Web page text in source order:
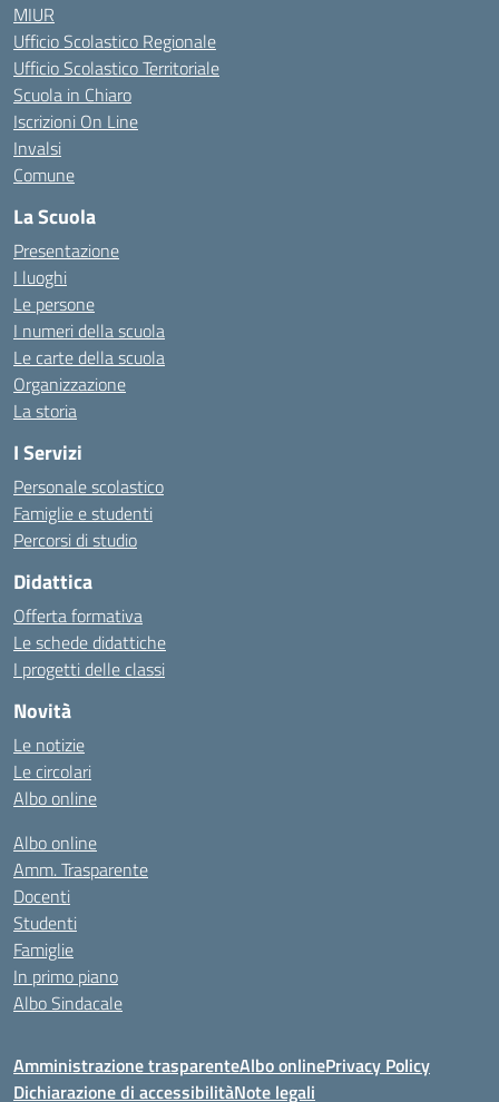
MIUR
Ufficio Scolastico Regionale
Ufficio Scolastico Territoriale
Scuola in Chiaro
Iscrizioni On Line
Invalsi
Comune
La Scuola
Presentazione
I luoghi
Le persone
I numeri della scuola
Le carte della scuola
Organizzazione
La storia
I Servizi
Personale scolastico
Famiglie e studenti
Percorsi di studio
Didattica
Offerta formativa
Le schede didattiche
I progetti delle classi
Novità
Le notizie
Le circolari
Albo online
Albo online
Amm. Trasparente
Docenti
Studenti
Famiglie
In primo piano
Albo Sindacale
Amministrazione trasparenteAlbo onlinePrivacy Policy
Dichiarazione di accessibilitàNote legali